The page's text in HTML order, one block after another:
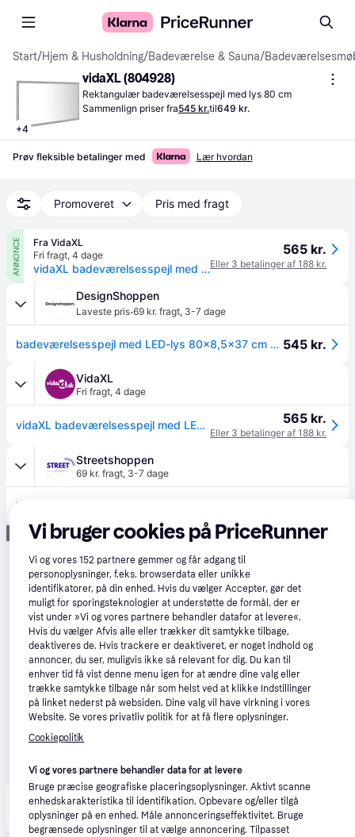
Start/Hjem & Husholdning/Badeværelse & Sauna/
+4
vidaXL (804928)
Rektangulær badeværelsesspejl med lys 80 cm
Sammenlign priser fra545 kr.til649 kr.
Prøv fleksible betalinger med Lær hvordan
Promoveret Pris med fragt
ANNONCE
Fra VidaXL
Fri fragt, 4 dage
vidaXL badeværelsesspejl med LED-lys 80x8,5x37 cm akryl betongrå
565 kr.
Eller 3 betalinger af 188 kr.
DesignShoppen
Laveste pris·69 kr. fragt, 3-7 dage
badeværelsesspejl med LED-lys 80x8,5x37 cm akryl betongrå 545 kr.
VidaXL
Fri fragt, 4 dage
vidaXL badeværelsesspejl med LED-lys 80x8,5x37 cm akryl betongrå 565 kr.
Eller 3 betalinger af 188 kr.
Streetshoppen
69 kr. fragt, 3-7 dage
Annonce
Produktet fås også hos 1 butik, som ikke er betalende
kunde i denne kategori.
Vi bruger cookies på PriceRunner
Vi og vores 152 partnere gemmer og får adgang til
personoplysninger, f.eks. browserdata eller unikke
identifikatorer, på din enhed. Hvis du vælger Accepter, gør det
muligt for sporingsteknologier at understøtte de formål, der er
vist under »Vi og vores partnere behandler datafor at levere«.
Hvis du vælger Afvis alle eller trækker dit samtykke tilbage,
deaktiveres de. Hvis trackere er deaktiveret, er noget indhold og
annoncer, du ser, muligvis ikke så relevant for dig. Du kan til
enhver tid få vist denne menu igen for at ændre dine valg eller
trække samtykke tilbage når som helst ved at klikke Indstillinger
på linket nederst på websiden. Dine valg vil have virkning i vores
Website. Se vores privatliv politik for at få flere oplysninger.
Cookiepolitik
Vi og vores partnere behandler data for at levere
Bruge præcise geografiske placeringsoplysninger. Aktivt scanne
enhedskarakteristika til identifikation. Opbevare og/eller tilgå
oplysninger på en enhed. Måle annonceringseffektivitet. Bruge
begrænsede oplysninger til at vælge annoncering. Tilpasset